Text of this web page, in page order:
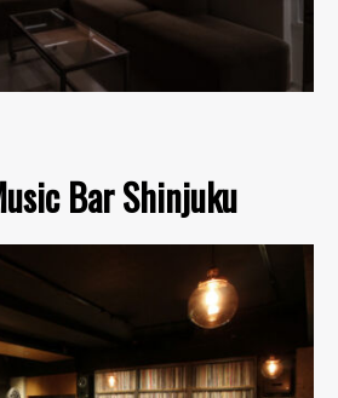
Bar Shinjuku